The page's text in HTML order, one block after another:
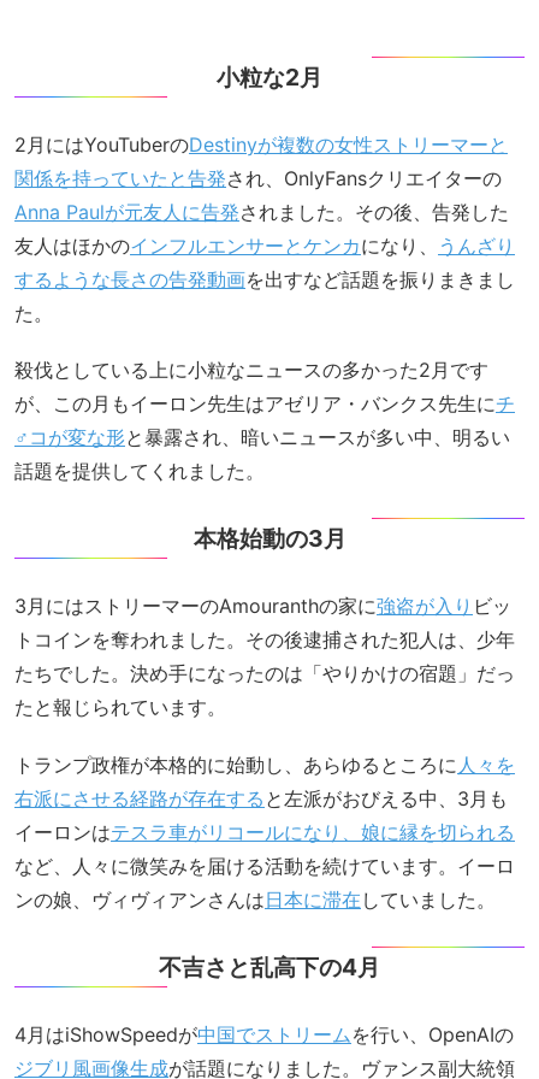
小粒な2月
2月にはYouTuberのDestinyが複数の女性ストリーマーと
関係を持っていたと告発され、OnlyFansクリエイターの
Anna Paulが元友人に告発されました。その後、告発した
友人はほかのインフルエンサーとケンカになり、
うんざり
するような長さの告発動画を出すなど話題を振りまきまし
た。
殺伐としている上に小粒なニュースの多かった2月です
が、この月もイーロン先生はアゼリア・バンクス先生にチ
♂コが変な形と暴露され、暗いニュースが多い中、明るい
話題を提供してくれました。
本格始動の3月
3月にはストリーマーのAmouranthの家に強盗が入り ビッ
トコインを奪われました。その後逮捕された犯人は、少年
たちでした。決め手になったのは「やりかけの宿題」だっ
たと報じられています。
トランプ政権が本格的に始動し、あらゆるところに 人々を
右派にさせる経路が存在する と左派がおびえる中、3月も
イーロンはテスラ車がリコールになり、娘に縁を切られる
など、人々に微笑みを届ける活動を続けています。イーロ
ンの娘、ヴィヴィアンさんは日本に滞在 していました。
不吉さと乱高下の4月
4月はiShowSpeedが中国でストリーム を行い、OpenAIの
ジブリ風画像生成が話題になりました。ヴァンス副大統領